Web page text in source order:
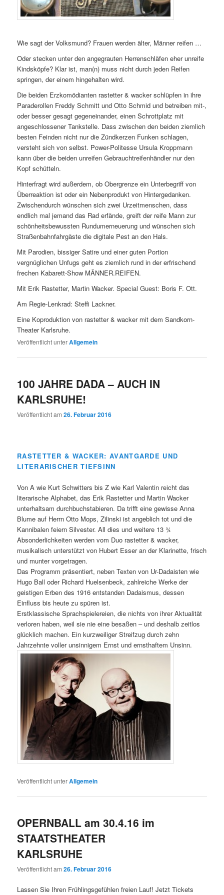
Wie sagt der Volksmund? Frauen werden älter, Männer reifen …
Oder stecken unter den angegrauten Herrenschläfen eher unreife
Kindsköpfe? Klar ist, man(n) muss nicht durch jeden Reifen
springen, der einem hingehalten wird.
Die beiden Erzkomödianten rastetter & wacker schlüpfen in ihre
Paraderollen Freddy Schmitt und Otto Schmid und betreiben mit-,
oder besser gesagt gegeneinander, einen Schrottplatz mit
angeschlossener Tankstelle. Dass zwischen den beiden ziemlich
besten Feinden nicht nur die Zündkerzen Funken schlagen,
versteht sich von selbst. Power-Politesse Ursula Kroppmann
kann über die beiden unreifen Gebrauchtreifenhändler nur den
Kopf schütteln.
Hinterfragt wird außerdem, ob Obergrenze ein Unterbegriff von
Überreaktion ist oder ein Nebenprodukt von Hintergedanken.
Zwischendurch wünschen sich zwei Urzeitmenschen, dass
endlich mal jemand das Rad erfände, greift der reife Mann zur
schönheitsbewussten Rundumerneuerung und wünschen sich
Straßenbahnfahrgäste die digitale Pest an den Hals.
Mit Parodien, bissiger Satire und einer guten Portion
vergnüglichen Unfugs geht es ziemlich rund in der erfrischend
frechen Kabarett-Show MÄNNER.REIFEN.
Mit Erik Rastetter, Martin Wacker. Special Guest: Boris F. Ott.
Am Regie-Lenkrad: Steffi Lackner.
Eine Koproduktion von rastetter & wacker mit dem Sandkorn-
Theater Karlsruhe.
Veröffentlicht unterAllgemein
100 JAHRE DADA – AUCH IN
KARLSRUHE!
Veröffentlicht am26. Februar 2016
RASTETTER & WACKER: AVANTGARDE UND
LITERARISCHER TIEFSINN
Von A wie Kurt Schwitters bis Z wie Karl Valentin reicht das
literarische Alphabet, das Erik Rastetter und Martin Wacker
unterhaltsam durchbuchstabieren. Da trifft eine gewisse Anna
Blume auf Herrn Otto Mops, Zilinski ist angeblich tot und die
Kannibalen feiern Silvester. All dies und weitere 13 ¾
Absonderlichkeiten werden vom Duo rastetter & wacker,
musikalisch unterstützt von Hubert Esser an der Klarinette, frisch
und munter vorgetragen.
Das Programm präsentiert, neben Texten von Ur-Dadaisten wie
Hugo Ball oder Richard Huelsenbeck, zahlreiche Werke der
geistigen Erben des 1916 entstanden Dadaismus, dessen
Einfluss bis heute zu spüren ist.
Erstklassische Sprachspielereien, die nichts von ihrer Aktualität
verloren haben, weil sie nie eine besaßen – und deshalb zeitlos
glücklich machen. Ein kurzweiliger Streifzug durch zehn
Jahrzehnte voller unsinnigem Ernst und ernsthaftem Unsinn.
Veröffentlicht unterAllgemein
OPERNBALL am 30.4.16 im
STAATSTHEATER
KARLSRUHE
Veröffentlicht am26. Februar 2016
Lassen Sie Ihren Frühlingsgefühlen freien Lauf! Jetzt Tickets